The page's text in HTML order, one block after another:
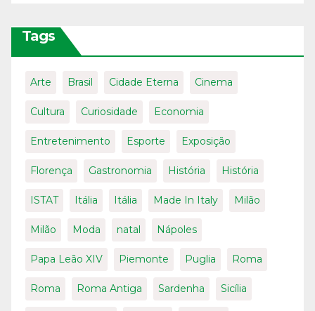
Tags
Arte Brasil Cidade Eterna Cinema
Cultura Curiosidade Economia
Entretenimento Esporte Exposição
Florença Gastronomia História História
ISTAT Itália Itália Made In Italy Milão
Milão Moda natal Nápoles
Papa Leão XIV Piemonte Puglia Roma
Roma Roma Antiga Sardenha Sicília